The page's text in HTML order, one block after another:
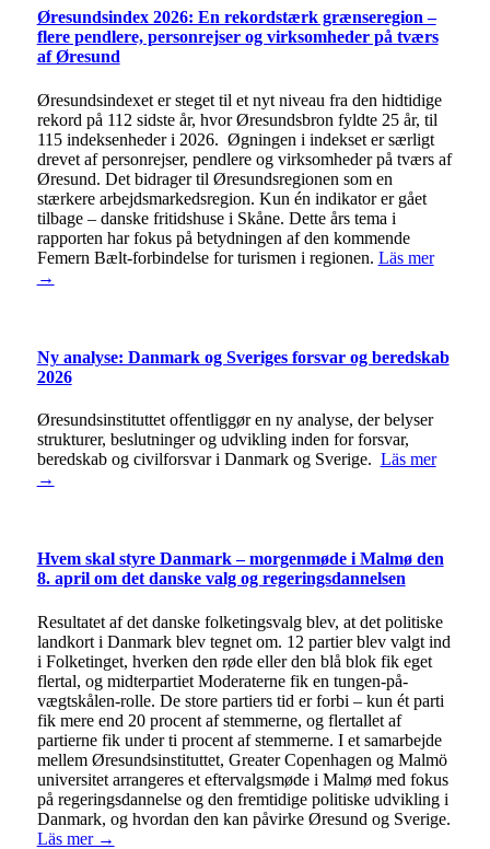
Øresundsindex 2026: En rekordstærk grænseregion –
flere pendlere, personrejser og virksomheder på tværs
af Øresund
Øresundsindexet er steget til et nyt niveau fra den hidtidige
rekord på 112 sidste år, hvor Øresundsbron fyldte 25 år, til
115 indeksenheder i 2026. Øgningen i indekset er særligt
drevet af personrejser, pendlere og virksomheder på tværs af
Øresund. Det bidrager til Øresundsregionen som en
stærkere arbejdsmarkedsregion. Kun én indikator er gået
tilbage – danske fritidshuse i Skåne. Dette års tema i
rapporten har fokus på betydningen af den kommende
Femern Bælt-forbindelse for turismen i regionen. Läs mer
→
Ny analyse: Danmark og Sveriges forsvar og beredskab
2026
Øresundsinstituttet offentliggør en ny analyse, der belyser
strukturer, beslutninger og udvikling inden for forsvar,
beredskab og civilforsvar i Danmark og Sverige. Läs mer
→
Hvem skal styre Danmark – morgenmøde i Malmø den
8. april om det danske valg og regeringsdannelsen
Resultatet af det danske folketingsvalg blev, at det politiske
landkort i Danmark blev tegnet om. 12 partier blev valgt ind
i Folketinget, hverken den røde eller den blå blok fik eget
flertal, og midterpartiet Moderaterne fik en tungen-på-
vægtskålen-rolle. De store partiers tid er forbi – kun ét parti
fik mere end 20 procent af stemmerne, og flertallet af
partierne fik under ti procent af stemmerne. I et samarbejde
mellem Øresundsinstituttet, Greater Copenhagen og Malmö
universitet arrangeres et eftervalgsmøde i Malmø med fokus
på regeringsdannelse og den fremtidige politiske udvikling i
Danmark, og hvordan den kan påvirke Øresund og Sverige.
Läs mer →